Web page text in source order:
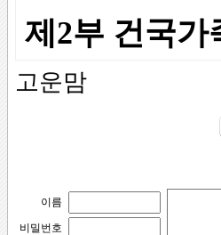
제2부 건국가
고운맘
이름
비밀번호